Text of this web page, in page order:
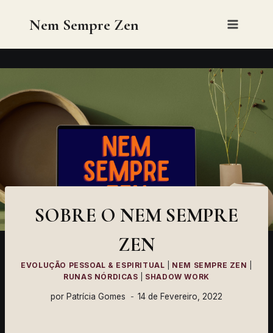
Nem Sempre Zen
SOBRE O NEM SEMPRE
ZEN
EVOLUÇÃO PESSOAL & ESPIRITUAL NEM SEMPRE ZEN
RUNAS NÓRDICAS
SHADOW WORK
por Patrícia Gomes 14 de Fevereiro, 2022